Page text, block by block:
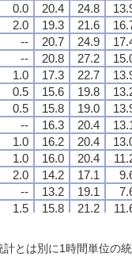
0.0 20.4 24.8
2.0 19.3 21.6
-- 20.7 24.9
-- 20.8 27.2
1.0 17.3 22.7
0.5 15.6 19.8
0.5 15.8 19.0
-- 16.3 20.4
1.0 16.2 20.4
1.0 16.0 20.4
2.0 14.2 17.1
-- 13.2 19.1
1.5 15.8 21.2
-- 16.5 21.1
0.0 20.4 24.8
2.0 19.3 21.6
-- 20.7 24.9
-- 20.8 27.2
1.0 17.3 22.7
0.5 15.6 19.8
0.5 15.8 19.0
-- 16.3 20.4
1.0 16.2 20.4
1.0 16.0 20.4
2.0 14.2 17.1
-- 13.2 19.1
1.5 15.8 21.2
-- 16.5 21.1
0.0 20.4 24.8
2.0 19.3 21.6
-- 20.7 24.9
-- 20.8 27.2
1.0 17.3 22.7
0.5 15.6 19.8
0.5 15.8 19.0
-- 16.3 20.4
1.0 16.2 20.4
1.0 16.0 20.4
2.0 14.2 17.1
-- 13.2 19.1
1.5 15.8 21.2
-- 16.5 21.1
0.0 20.4 24.8
2.0 19.3 21.6
-- 20.7 24.9
-- 20.8 27.2
1.0 17.3 22.7
0.5 15.6 19.8
0.5 15.8 19.0
-- 16.3 20.4
1.0 16.2 20.4
1.0 16.0 20.4
2.0 14.2 17.1
-- 13.2 19.1
1.5 15.8 21.2
-- 16.5 21.1
とは別に1時間単位の